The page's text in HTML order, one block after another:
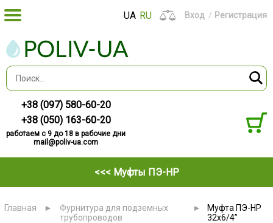
UA RU Вход Регистрация
+38 (097) 580-60-20
+38 (050) 163-60-20
работаем с 9 до 18 в рабочие дни
mail@poliv-ua.com
<<< Муфты ПЭ-НР
Главная ►
Фурнитура для подземных
трубопроводов
►
Муфта ПЭ-НР
32x6/4”